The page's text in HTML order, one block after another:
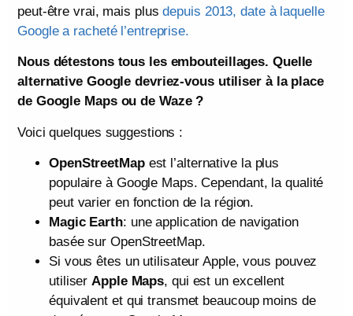
peut-être vrai, mais plusdepuis 2013, date à laquelle
Google a racheté l’entreprise.
Nous détestons tous les embouteillages. Quelle
alternative Google devriez-vous utiliser à la place
de Google Maps ou de Waze ?
Voici quelques suggestions :
OpenStreetMapest l’alternative la plus
populaire à Google Maps. Cependant, la qualité
peut varier en fonction de la région.
Magic Earth: une application de navigation
basée sur OpenStreetMap.
Si vous êtes un utilisateur Apple, vous pouvez
utiliserApple Maps, qui est un excellent
équivalent et qui transmet beaucoup moins de